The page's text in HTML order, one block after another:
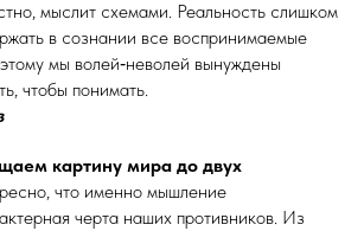
мыслит схемами. Реальность слишком
в сознании все воспринимаемые
мы волей‑неволей вынуждены
чтобы понимать.
картину мира до двух
что именно мышление
черта наших противников. Из